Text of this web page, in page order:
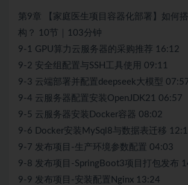
第9章 【家庭医生项目容器化部署】如何
构？ 10节｜103分钟
9-1 GPU算力云服务器的采购推荐 16:12
9-2 安全组配置与SSH工具使用 09:11
9-3 云端部署并配置deepseek大模型
9-4 云服务器配置安装OpenJDK21 06:57
9-5 云服务器安装Docker容器 08:02
9-6 Docker安装MySql8与数据表迁移
9-7 发布项目-生产环境参数配置 04:03
9-8 发布项目-SpringBoot3项目打包发布
9-9 发布项目-安装配置Nginx 13:24